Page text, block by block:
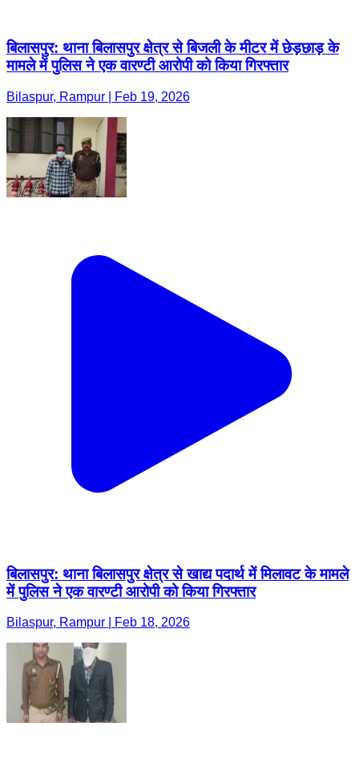
बिलासपुर: थाना बिलासपुर क्षेत्र से बिजली के मीटर में छेड़छाड़ के
मामले में पुलिस ने एक वारण्टी आरोपी को किया गिरफ्तार
Bilaspur, Rampur | Feb 19, 2026
बिलासपुर: थाना बिलासपुर क्षेत्र से खाद्य पदार्थ में मिलावट के मामले
में पुलिस ने एक वारण्टी आरोपी को किया गिरफ्तार
Bilaspur, Rampur | Feb 18, 2026